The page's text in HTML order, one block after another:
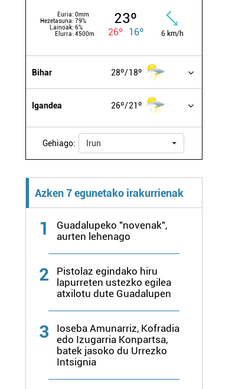
Euria: 0mm
Hezetasuna: 79%
Lainoak: 6%
Elurra: 4500m
23º
26º 16º 6 km/h
Bihar 28º 18º
Igandea 26º 21º
Gehiago: Irun
Azken 7 egunetako irakurrienak
1
Guadalupeko "novenak",
aurten lehenago
2
Pistolaz egindako hiru
lapurreten ustezko egilea
atxilotu dute Guadalupen
3
Ioseba Amunarriz, Kofradia
edo Izugarria Konpartsa,
batek jasoko du Urrezko
Intsignia